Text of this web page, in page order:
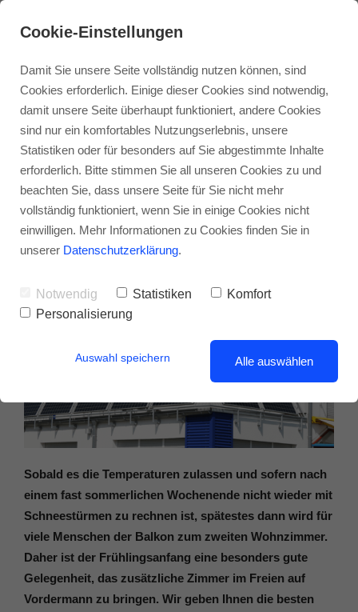
Balkonsanierung selbst gemacht – die 11
besten Tipps für den perfekten Start in den
Frühling
Sobald es die Temperaturen zulassen und sofern nach
einem fast sommerlichen Wochenende nicht wieder mit
Schneestürmen zu rechnen ist, spätestes dann wird für
viele Menschen der Balkon zum zweiten Wohnzimmer.
Daher ist der Frühlingsanfang eine besonders gute
Gelegenheit, das zusätzliche Zimmer im Freien auf
Vordermann zu bringen. Wir geben Ihnen die besten
Cookie-Einstellungen
Damit Sie unsere Seite vollständig nutzen können, sind
Cookies erforderlich. Einige dieser Cookies sind notwendig,
damit unsere Seite überhaupt funktioniert, andere Cookies
sind nur ein komfortables Nutzungserlebnis, unsere
Statistiken oder für besonders auf Sie abgestimmte Inhalte
erforderlich. Bitte stimmen Sie all unseren Cookies zu und
beachten Sie, dass unsere Seite für Sie nicht mehr
vollständig funktioniert, wenn Sie in einige Cookies nicht
einwilligen. Mehr Informationen zu Cookies finden Sie in
unserer Datenschutzerklärung.
Notwendig Statistiken
Komfort
Personalisierung
Auswahl speichern Alle auswählen